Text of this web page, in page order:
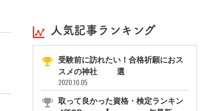
人気記事ランキング
受験前に訪れたい！合格祈願におス
スメの神社11選
2020.10.05
取って良かった資格・検定ランキン